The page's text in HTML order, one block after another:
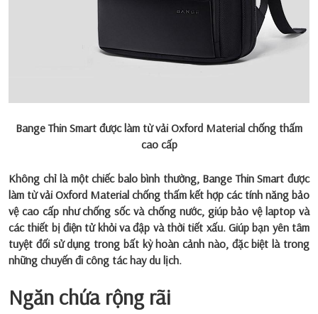
Bange Thin Smart được làm từ vải Oxford Material chống thấm
cao cấp
Không chỉ là một chiếc balo bình thường, Bange Thin Smart được
làm từ vải Oxford Material chống thấm kết hợp các tính năng bảo
vệ cao cấp như chống sốc và chống nước, giúp bảo vệ laptop và
các thiết bị điện tử khỏi va đập và thời tiết xấu. Giúp bạn yên tâm
tuyệt đối sử dụng trong bất kỳ hoàn cảnh nào, đặc biệt là trong
những chuyến đi công tác hay du lịch.
Ngăn chứa rộng rãi